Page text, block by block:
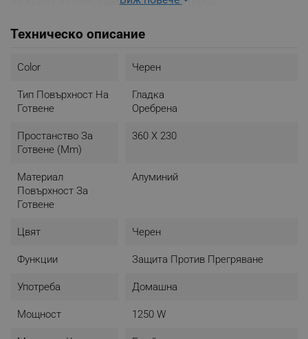
- Цвят: черен
Техническо описание
Color Черен
Тип Повърхност На
Готвене
Гладка
Оребрена
Простанство За
Готвене (mm)
360 X 230
Материал
Повърхност За
Готвене
Алуминий
Цвят Черен
Функции Защита Против Прегряване
Употреба Домашна
Мощност 1250 W